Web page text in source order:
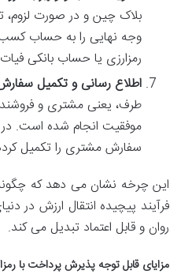
بلاک چین و در صورت لزوم،
وجه نهایی را به حساب
رمزارزی یا حساب بانکی
اطلاع رسانی و تکمیل
طرف، یعنی مشتری و
موفقیت انجام شده است. در
سفارش مشتری را تکمیل کرده
این چرخه نشان می دهد که
فرآیند پیچیده انتقال ارزش در
روان و قابل اعتماد تبدیل می کند.
مزایای قابل توجه پذیرش پرداخت با